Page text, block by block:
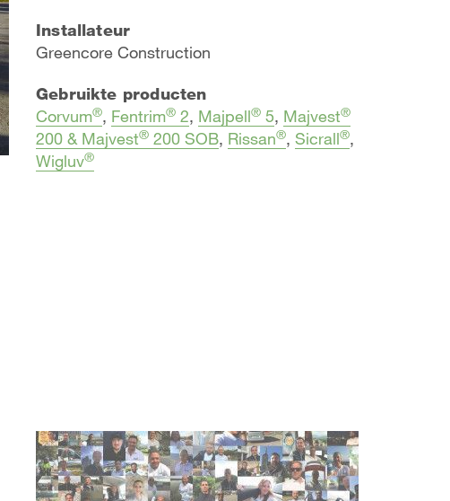
Installateur
​Greencore Construction
Gebruikte producten
Corvum®, Fentrim® 2, Majpell® 5, Majvest®
200 & Majvest® 200 SOB, Rissan®, Sicrall®,
Wigluv®